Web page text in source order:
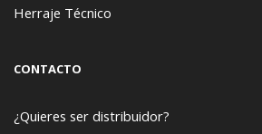
Herraje Técnico
CONTACTO
¿Quieres ser distribuidor?